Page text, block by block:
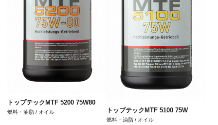
トップテックMTF 5200 75W80
燃料・油脂 / オイル トップテックMTF 5100 75W
燃料・油脂 / オイル